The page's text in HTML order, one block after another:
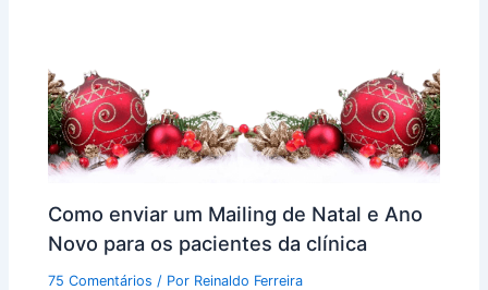
Como enviar um Mailing de Natal e Ano
Novo para os pacientes da clínica
75 Comentários / Por Reinaldo Ferreira